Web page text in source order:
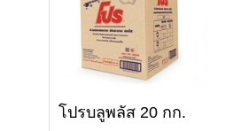
โปรบลูพลัส 20 กก.